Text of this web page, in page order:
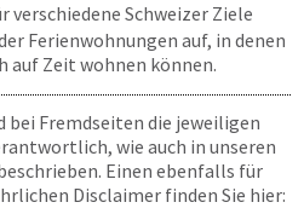
Schweizer Ziele
Ferienwohnungen auf, in denen
auf Zeit wohnen können.
bei Fremdseiten die jeweiligen
wie auch in unseren
Einen ebenfalls für
Disclaimer finden Sie hier: